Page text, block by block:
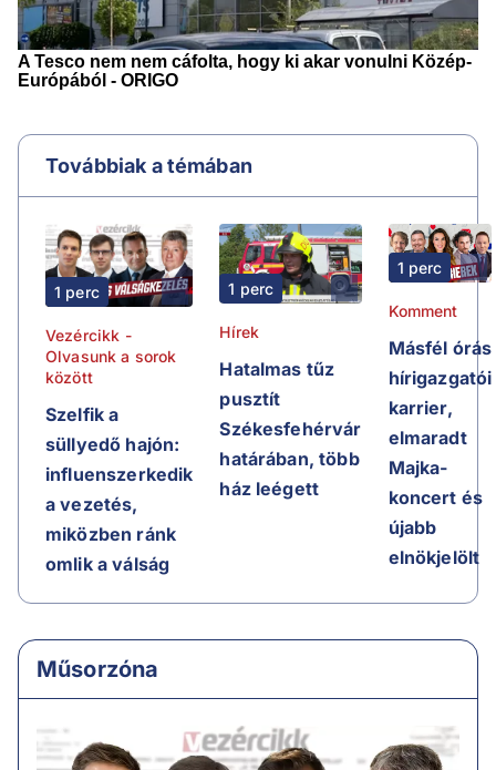
Továbbiak a témában
1 perc
Vezércikk -
Olvasunk a sorok
között
Szelfik a
süllyedő hajón:
influenszerkedik
a vezetés,
miközben ránk
omlik a válság
1 perc
Hírek
Hatalmas tűz
pusztít
Székesfehérvár
határában, több
ház leégett
1 perc
Komment
Másfél órás
hírigazgatói
karrier,
elmaradt
Majka-
koncert és
újabb
elnökjelölt
Műsorzóna